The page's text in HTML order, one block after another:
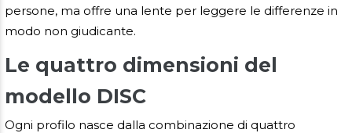
persone, ma offre una lente per leggere le differenze in
modo non giudicante.
Le quattro dimensioni del
modello DISC
Ogni profilo nasce dalla combinazione di quattro